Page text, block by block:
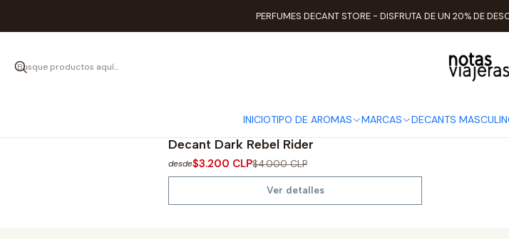
INICIOTIPO DE AROMAS MARCAS DECANTS
PERFUMES DECANT STORE - DISFRUTA DE UN 20% DE
Inicio MARCAS
John
Agotado
Decant Dark Rebel Rider
desde$3.200 CLP$4.000 CLP
Ver detalles